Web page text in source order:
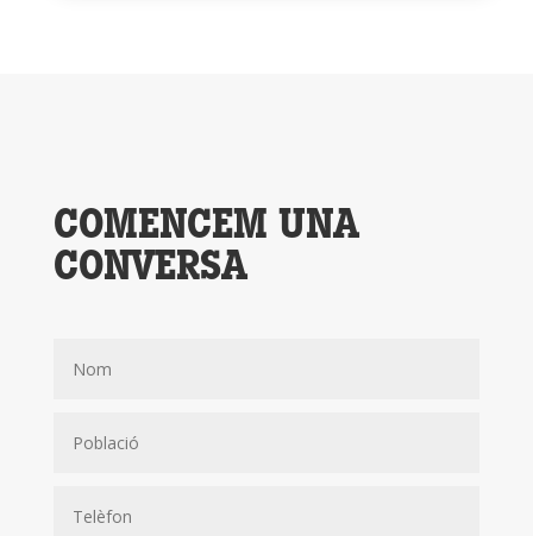
COMENCEM UNA
CONVERSA